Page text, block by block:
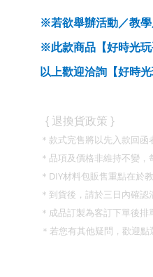
※若欲舉辦活動／教
※此款商品【好時光
以上歡迎洽詢【好時
{ 退換貨政策 }
＊款式完售將以先入款回
＊品項及價格非維持不變，
＊ DIY材料包販售重點在於
＊到貨後，請於三日內確
＊成品訂製為客訂下單後排
＊若您有其他疑問，歡迎點